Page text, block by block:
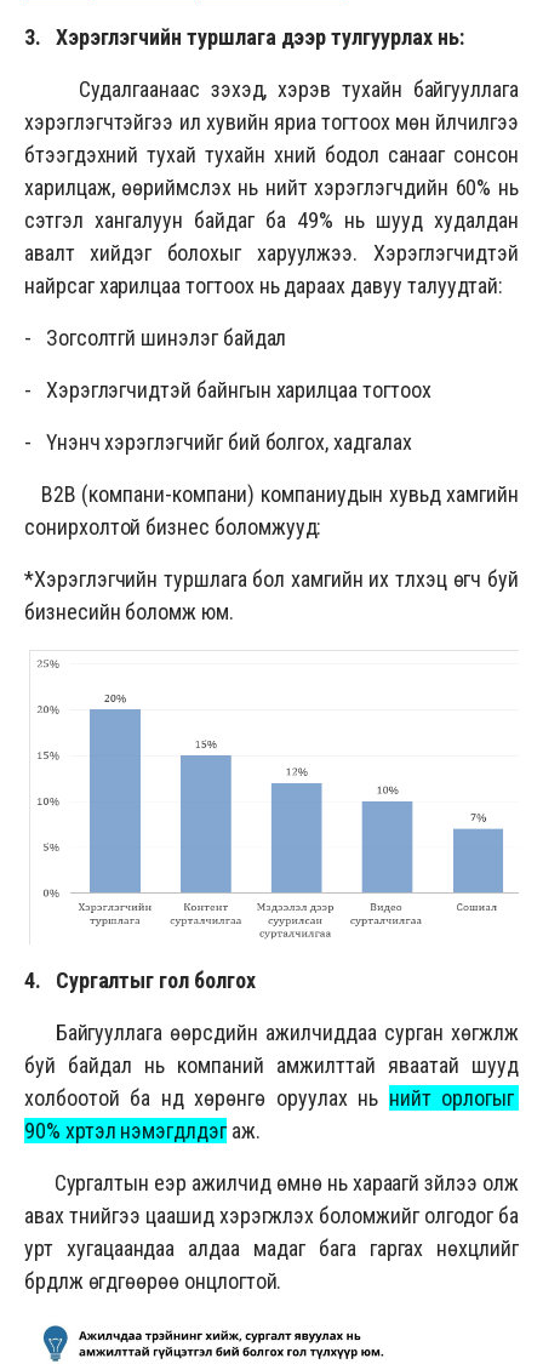
3. Хэрэглэгчийн туршлага дээр тулгуурлах нь:
Судалгаанаас үзэхэд, хэрэв тухайн байгууллага
хэрэглэгчтэйгээ илүү хувийн яриа тогтоох мөн үйлчилгээ
бүтээгдэхүүний тухай тухайн хүний бодол санааг сонсон
харилцаж, өөриймсүүлэх нь нийт хэрэглэгчдийн 60% нь
сэтгэл хангалуун байдаг ба 49% нь шууд худалдан
авалт хийдэг болохыг харуулжээ. Хэрэглэгчидтэй
найрсаг харилцаа тогтоох нь дараах давуу талуудтай:
- Зогсолтгүй шинэлэг байдал
- Хэрэглэгчидтэй байнгын харилцаа тогтоох
- Үнэнч хэрэглэгчийг бий болгох, хадгалах
B2B (компани-компани) компаниудын хувьд хамгийн
сонирхолтой бизнес боломжууд:
*Хэрэглэгчийн туршлага бол хамгийн их түлхэц өгч буй
бизнесийн боломж юм.
4. Сургалтыг гол болгох
Байгууллага өөрсдийн ажилчиддаа сурган хөгжүүлж
буй байдал нь компаний амжилттай яваатай шууд
холбоотой ба үүнд хөрөнгө оруулах нь нийт орлогыг
90% хүртэл нэмэгдүүлдэгаж.
Сургалтын үеэр ажилчид өмнө нь хараагүй зүйлээ олж
авах түүнийгээ цаашид хэрэгжүүлэх боломжийг олгодог ба
урт хугацаандаа алдаа мадаг бага гаргах нөхцлийг
бүрдүүлж өгдгөөрөө онцлогтой.